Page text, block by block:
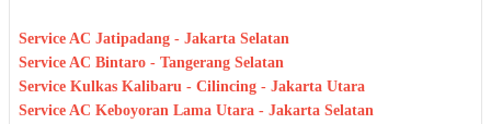
Service AC Jatipadang - Jakarta Selatan
Service AC Bintaro - Tangerang Selatan
Service Kulkas Kalibaru - Cilincing - Jakarta Utara
Service AC Keboyoran Lama Utara - Jakarta Selatan